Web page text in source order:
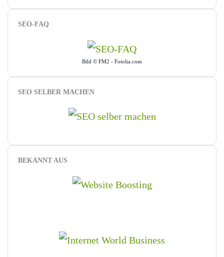
SEO-FAQ
Bild © FM2 - Fotolia.com
SEO SELBER MACHEN
BEKANNT AUS